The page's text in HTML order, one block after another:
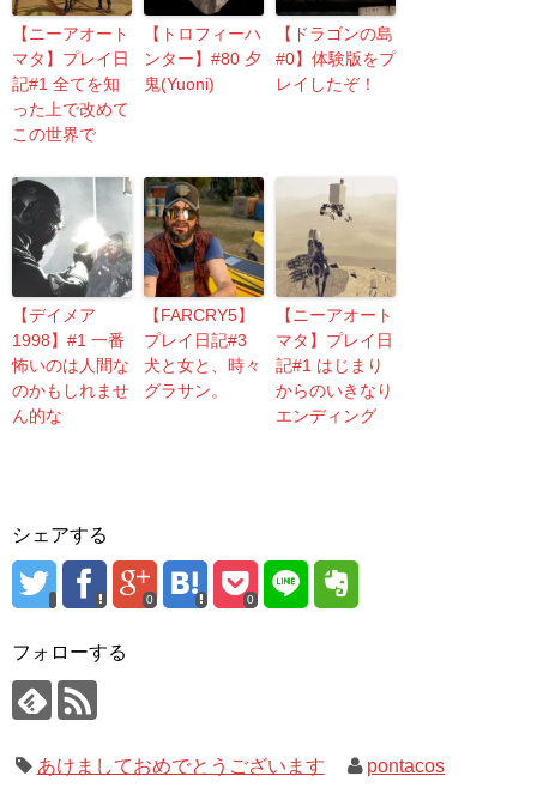
【ニーアオート
マタ】プレイ日
記#1 全てを知
った上で改めて
この世界で
【トロフィーハ
ンター】#80 夕
鬼(Yuoni)
【ドラゴンの島
#0】体験版をプ
レイしたぞ！
【デイメア
1998】#1 一番
怖いのは人間な
のかもしれませ
ん的な
【FARCRY5】
プレイ日記#3
犬と女と、時々
グラサン。
【ニーアオート
マタ】プレイ日
記#1 はじまり
からのいきなり
エンディング
シェアする
0 0
フォローする
あけましておめでとうございます pontacos